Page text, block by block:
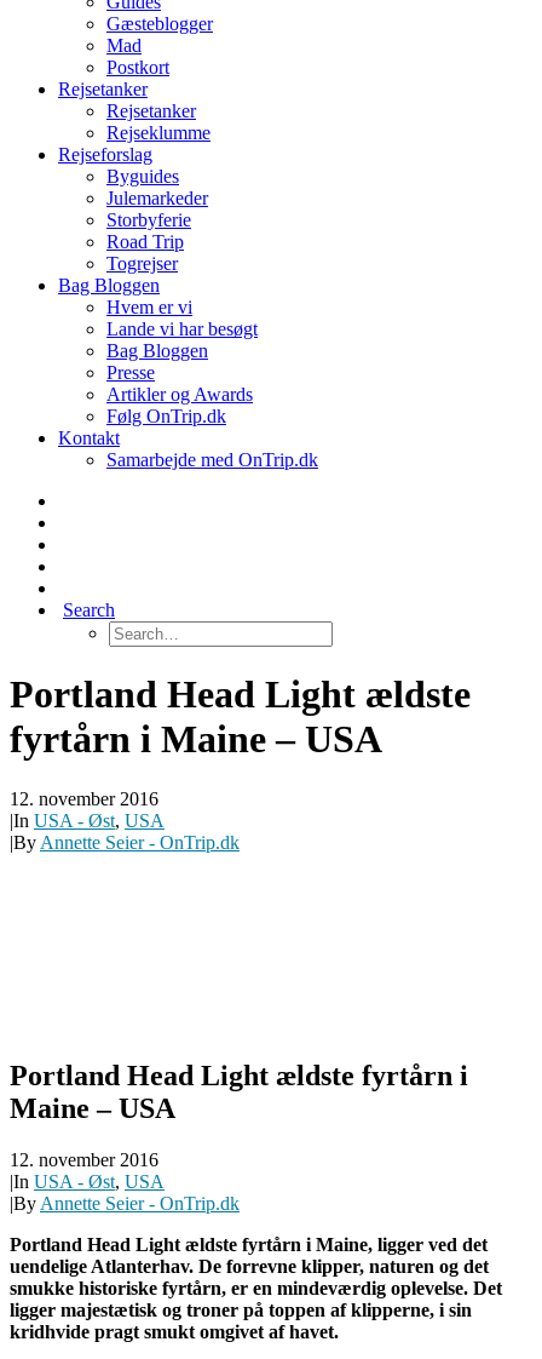
Gæsteblogger
Mad
Postkort
Rejsetanker
Rejsetanker
Rejseklumme
Rejseforslag
Byguides
Julemarkeder
Storbyferie
Road Trip
Togrejser
Bag Bloggen
Hvem er vi
Lande vi har besøgt
Bag Bloggen
Presse
Artikler og Awards
Følg OnTrip.dk
Kontakt
Samarbejde med OnTrip.dk
Search
Portland Head Light ældste
fyrtårn i Maine – USA
12. november 2016
|In USA - Øst, USA
|By Annette Seier - OnTrip.dk
Portland Head Light ældste fyrtårn i
Maine – USA
12. november 2016
|In USA - Øst, USA
|By Annette Seier - OnTrip.dk
Portland Head Light ældste fyrtårn i Maine, ligger ved det
uendelige Atlanterhav. De forrevne klipper, naturen og det
smukke historiske fyrtårn, er en mindeværdig oplevelse. Det
ligger majestætisk og troner på toppen af klipperne, i sin
kridhvide pragt smukt omgivet af havet.